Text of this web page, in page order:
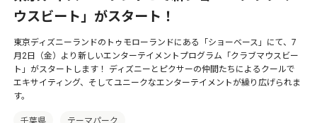
ウスビート」がスタート！
東京ディズニーランドのトゥモローランドにある「ショーベース」にて、7
月2日（金）より新しいエンターテイメントプログラム「クラブマウスビー
ト」がスタートします！ ディズニーとピクサーの仲間たちによるクールで
エキサイティング、そしてユニークなエンターテイメントが繰り広げられま
す。
千葉県 テーマパーク